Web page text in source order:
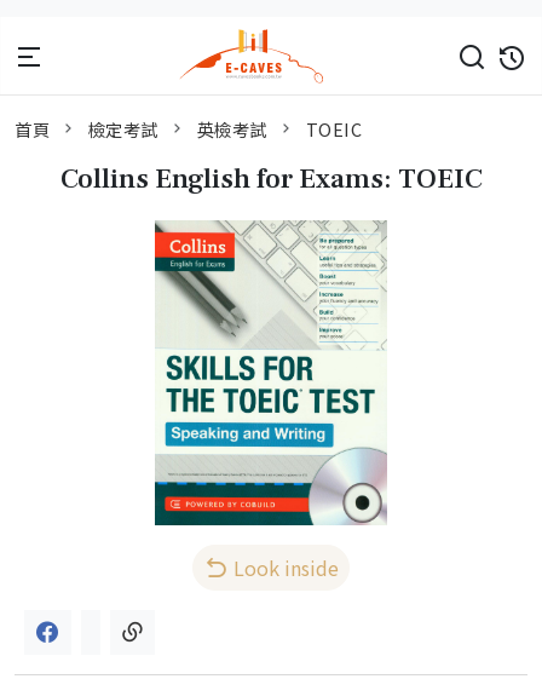
首頁 檢定考試 英檢考試 TOEIC
Collins English for Exams: TOEIC
Look inside